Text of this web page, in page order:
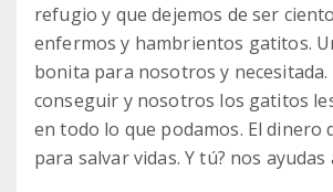
refugio y que dejemos de ser
enfermos y hambrientos gatitos.
bonita para nosotros y necesitada.
conseguir y nosotros los gatitos
en todo lo que podamos. El dinero
para salvar vidas. Y tú? nos